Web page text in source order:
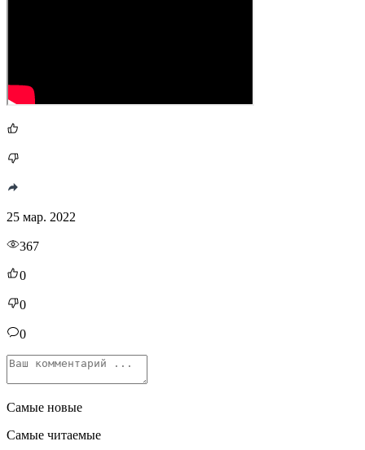
25 мар. 2022
367
0
0
0
Самые новые
Самые читаемые